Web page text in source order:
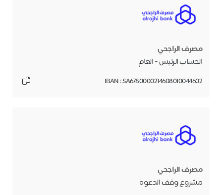
مصرف الراجحي
الحساب الرئيس - العام
IBAN : SA6780000214608010044602
مصرف الراجحي
مشروع وقف الدعوة